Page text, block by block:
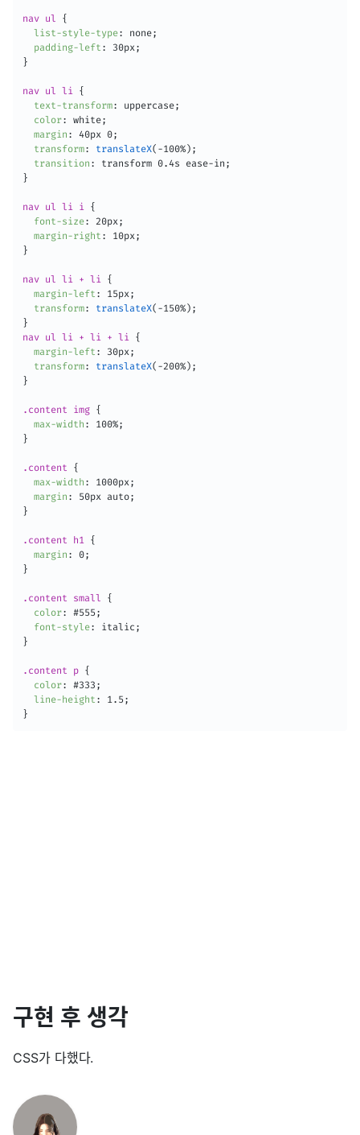
nav ul
{
list-style-type: none;
padding-left : 30px ;
}
nav ul li
{
text-transform: uppercase;
color: white;
margin : 40px 0;
transform: translateX( -100%) ;
transition : transform 0.4s ease-in ;
}
nav ul li i
{
font-size: 20px ;
margin-right : 10px ;
}
nav ul li + li
{
margin-left : 15px ;
transform: translateX( -150%) ;
}
nav ul li + li + li
{
margin-left : 30px ;
transform: translateX( -200%) ;
}
.content img {
max-width : 100%;
}
.content
{
max-width : 1000px ;
margin : 50px auto;
}
.content h1
{
margin : 0;
}
.content small
{
color: #555 ;
font-style: italic ;
}
.content p {
color: #333 ;
line-height : 1.5 ;
}
구현 후 생각
CSS가 다했다.